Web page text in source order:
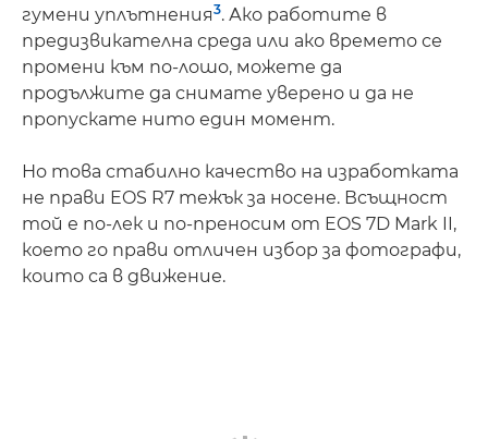
гумени уплътнения3. Ако работите в
предизвикателна среда или ако времето се
промени към по-лошо, можете да
продължите да снимате уверено и да не
пропускате нито един момент.
Но това стабилно качество на изработката
не прави EOS R7 тежък за носене. Всъщност
той е по-лек и по-преносим от EOS 7D Mark II,
което го прави отличен избор за фотографи,
които са в движение.